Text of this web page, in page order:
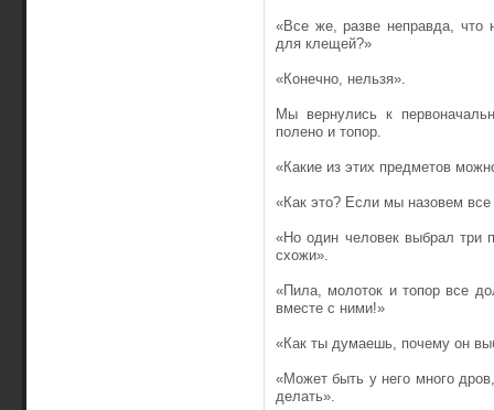
«Все же, разве неправда, что
для клещей?»
«Конечно, нельзя».
Мы вернулись к
полено и топор.
«Какие из этих предметов
«Как это? Если мы назовем
«Но один человек выбрал три
схожи».
«Пила, молоток и топор все
вместе с ними!»
«Как ты думаешь, почему он
«Может быть у него много
делать».